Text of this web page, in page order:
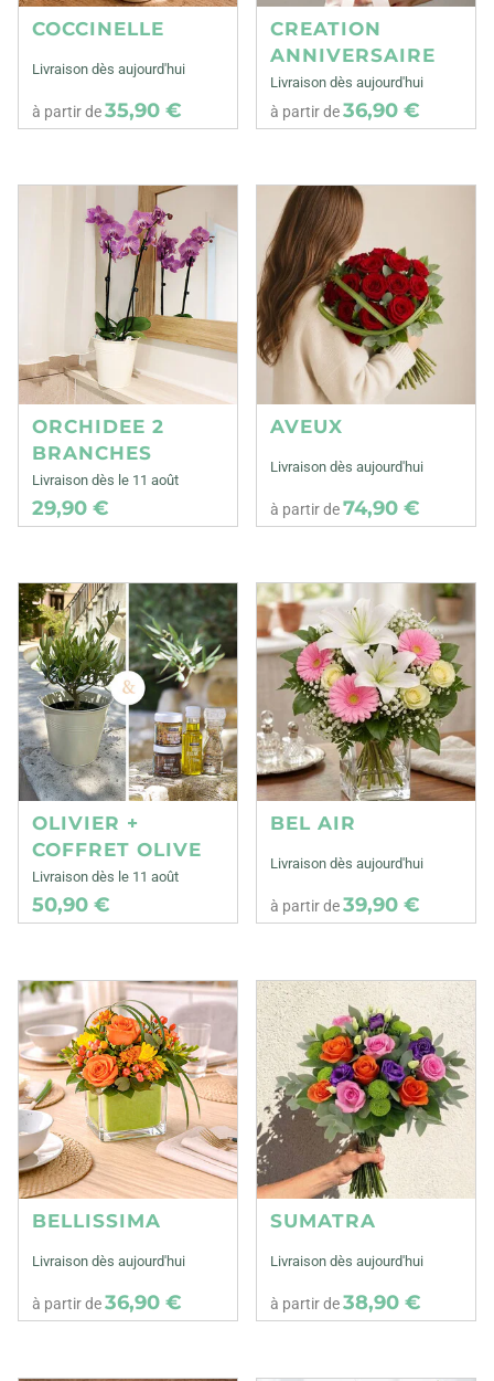
COCCINELLE
Livraison dès aujourd'hui
à partir de35,90 €
CREATION
ANNIVERSAIRE
Livraison dès aujourd'hui
à partir de36,90 €
ORCHIDEE 2
BRANCHES
Livraison dès le 11 août
29,90 €
AVEUX
Livraison dès aujourd'hui
à partir de74,90 €
OLIVIER +
COFFRET OLIVE
Livraison dès le 11 août
50,90 €
BEL AIR
Livraison dès aujourd'hui
à partir de39,90 €
BELLISSIMA
Livraison dès aujourd'hui
à partir de36,90 €
SUMATRA
Livraison dès aujourd'hui
à partir de38,90 €